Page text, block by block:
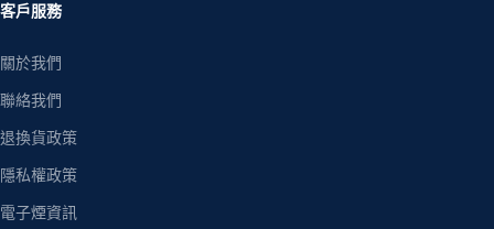
客戶服務
關於我們
聯絡我們
退換貨政策
隱私權政策
電子煙資訊